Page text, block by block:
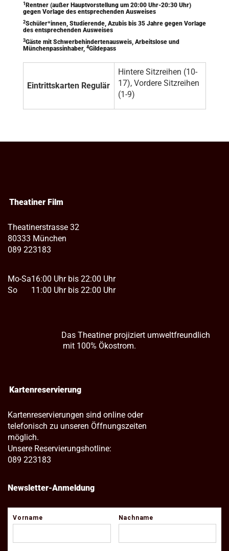
1 Rentner (außer Hauptvorstellung um 20:00 Uhr-20:30 Uhr)
gegen Vorlage des entsprechenden Ausweises
2Schüler*innen, Studierende, Azubis bis 35 Jahre gegen Vorlage
des entsprechenden Ausweises
3Gäste mit Schwerbehindertenausweis, Arbeitslose und
Münchenpassinhaber, 4Gildepass
Eintrittskarten Regulär
Hintere Sitzreihen (10-
17), Vordere Sitzreihen
(1-9)
Theatiner Film
Theatinerstrasse 32
80333 München
089 223183
Mo-Sa
So
16:00 Uhr bis 22:00 Uhr
11:00 Uhr bis 22:00 Uhr
Das Theatiner projiziert umweltfreundlich
mit 100% Ökostrom.
Kartenreservierung
Kartenreservierungen sind online oder
telefonisch zu unseren Öffnungszeiten
möglich.
Unsere Reservierungshotline:
089 223183
Newsletter-Anmeldung